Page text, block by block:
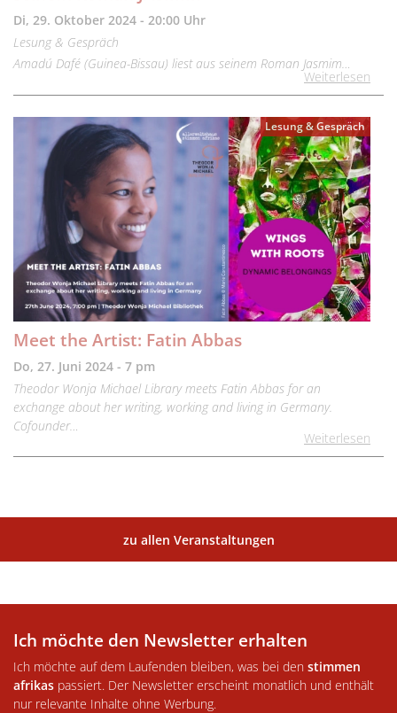
Di, 29. Oktober 2024 - 20:00 Uhr
Lesung & Gespräch
Amadú Dafé (Guinea-Bissau) liest aus seinem Roman Jasmim…
Weiterlesen
Lesung & Gespräch
Meet the Artist: Fatin Abbas
Do, 27. Juni 2024 - 7 pm
Theodor Wonja Michael Library meets Fatin Abbas for an
exchange about her writing, working and living in Germany.
Cofounder…
Weiterlesen
zu allen Veranstaltungen
Ich möchte den Newsletter erhalten
Ich möchte auf dem Laufenden bleiben, was bei den stimmen
afrikas passiert. Der Newsletter erscheint monatlich und enthält
nur relevante Inhalte ohne Werbung.